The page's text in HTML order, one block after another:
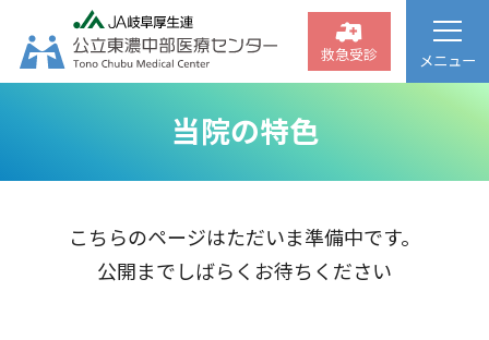
救急受診
当院の特色
こちらのページはただいま準備中です。
公開までしばらくお待ちください
メニュー